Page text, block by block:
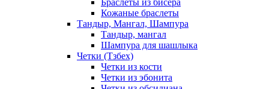
Браслеты из бисера
Кожаные браслеты
Тандыр, Мангал, Шампура
Тандыр, мангал
Шампура для шашлыка
Четки (Тзбех)
Четки из кости
Четки из эбонита